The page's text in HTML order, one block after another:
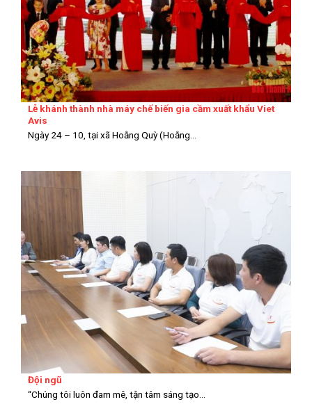
Lễ khánh thành nhà máy chế biến gia cầm xuất khẩu Viet
Avis
Ngày 24 – 10, tại xã Hoằng Quỳ (Hoằng...
Đội ngũ
“Chúng tôi luôn đam mê, tận tâm sáng tạo...